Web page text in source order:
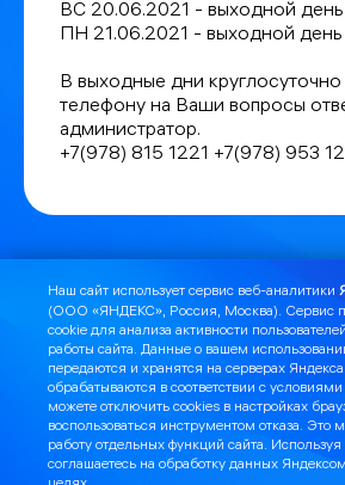
ВС 20.06.2021 - выходной день
ПН 21.06.2021 - выходной день
В выходные дни круглосуточно
телефону на Ваши вопросы
администратор.
+7(978) 815 1221 +7(978) 953
Я могу помочь: Найти
Найти лицензии и шаблоны
Наш сайт использует сервис веб-аналитики
(ООО «ЯНДЕКС», Россия, Москва). Сервис
cookie для анализа активности
работы сайта. Данные о вашем
передаются и хранятся на серверах
обрабатываются в соответствии с
можете отключить cookies в настройках
воспользоваться инструментом отказа. Это
работу отдельных функций сайта. Используя
соглашаетесь на обработку данных